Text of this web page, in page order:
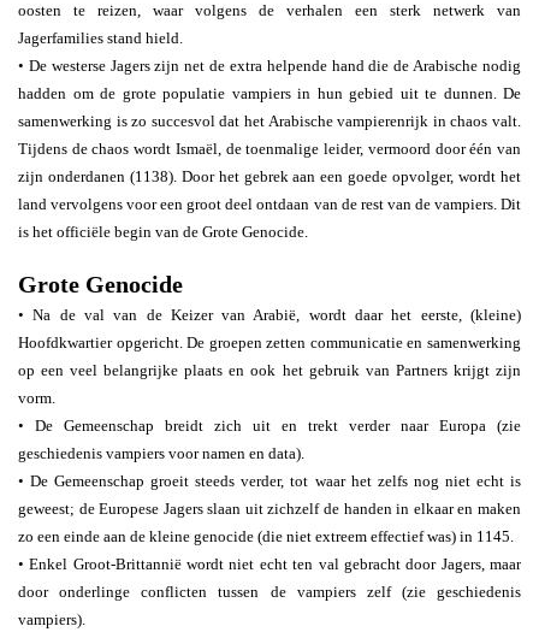
oosten te reizen, waar volgens de verhalen een sterk netwerk van
Jagerfamilies stand hield.
• De westerse Jagers zijn net de extra helpende hand die de Arabische nodig
hadden om de grote populatie vampiers in hun gebied uit te dunnen. De
samenwerking is zo succesvol dat het Arabische vampierenrijk in chaos valt.
Tijdens de chaos wordt Ismaël, de toenmalige leider, vermoord door één van
zijn onderdanen (1138). Door het gebrek aan een goede opvolger, wordt het
land vervolgens voor een groot deel ontdaan van de rest van de vampiers. Dit
is het officiële begin van de Grote Genocide.
Grote Genocide
• Na de val van de Keizer van Arabië, wordt daar het eerste, (kleine)
Hoofdkwartier opgericht. De groepen zetten communicatie en samenwerking
op een veel belangrijke plaats en ook het gebruik van Partners krijgt zijn
vorm.
• De Gemeenschap breidt zich uit en trekt verder naar Europa (zie
geschiedenis vampiers voor namen en data).
• De Gemeenschap groeit steeds verder, tot waar het zelfs nog niet echt is
geweest; de Europese Jagers slaan uit zichzelf de handen in elkaar en maken
zo een einde aan de kleine genocide (die niet extreem effectief was) in 1145.
• Enkel Groot-Brittannië wordt niet echt ten val gebracht door Jagers, maar
door onderlinge conflicten tussen de vampiers zelf (zie geschiedenis
vampiers).